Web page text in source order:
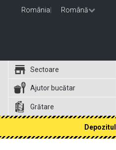
România Română
Sectoare
Ajutor bucătar
Grătare